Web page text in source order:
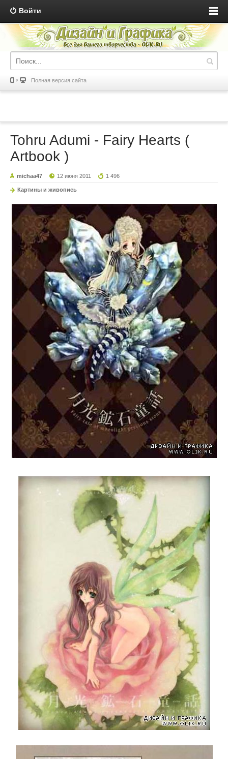
Войти
Полная версия сайта
Tohru Adumi - Fairy Hearts (
Artbook )
michaa47 12 июня 2011 1 496
Картины и живопись